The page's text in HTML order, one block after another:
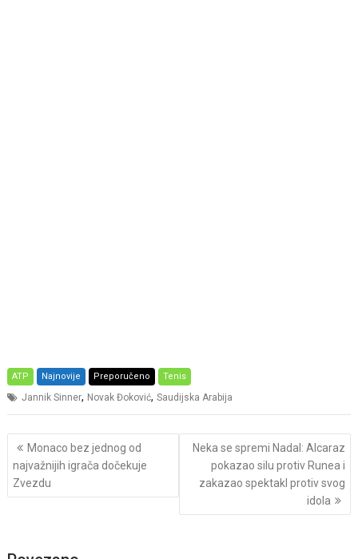
ATP Najnovije Preporučeno Tenis
Jannik Sinner, Novak Đoković,Saudijska Arabija
Post
navigation
Monaco bez jednog od
najvažnijih igrača dočekuje
Zvezdu
Neka se spremi Nadal: Alcaraz
pokazao silu protiv Runea i
zakazao spektakl protiv svog
idola